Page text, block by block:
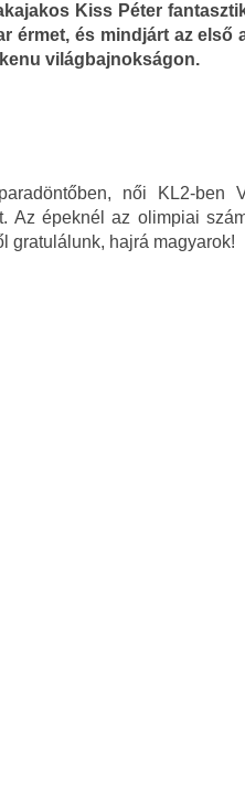
Kiss Péter
érmet, és mindjárt az első
világbajnokságon.
női KL2-ben
Az épeknél az olimpiai
gratulálunk, hajrá magyarok!